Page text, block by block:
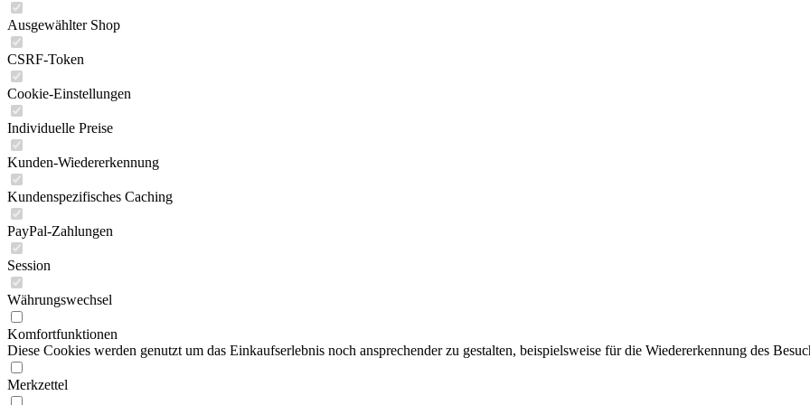
Ausgewählter Shop
CSRF-Token
Cookie-Einstellungen
Individuelle Preise
Kunden-Wiedererkennung
Kundenspezifisches Caching
PayPal-Zahlungen
Session
Währungswechsel
Komfortfunktionen
Diese Cookies werden genutzt um das Einkaufserlebnis noch ansprechender zu gestalten, beispielsweise für die Wiedererkennung des
Merkzettel